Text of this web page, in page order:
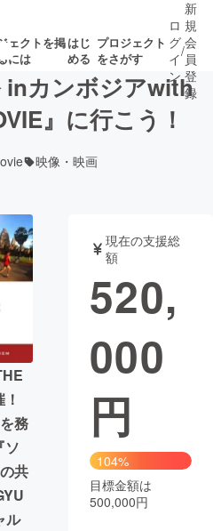
ェクトを掲
には
はじ
める
プロジェクト
をさがす
募集終了が近いプ
ロジェクト
音楽
ェット ゲーム・サ
性化
CAMPFIRE Creation
税
コミュニティ
ロ
グ
イ
ン
/
新
規
会
員
登
録
inカンボジアwith
』に行こう！
映像・映画
務
ソ
共
ル
現在の支援総
額
520,
000
円
104%
目標金額は
500,000円